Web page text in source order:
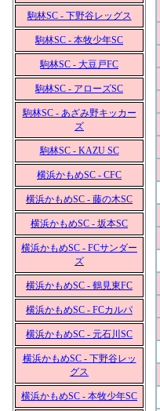
駒林SC - 下野谷レッグス
駒林SC - 本牧少年SC
駒林SC - 大豆戸FC
駒林SC - アローズSC
駒林SC - あざみ野キッカー
ズ
駒林SC - KAZU SC
横浜かもめSC - CFC
横浜かもめSC - 藤の木SC
横浜かもめSC - 坂本SC
横浜かもめSC - FCサンダー
ズ
横浜かもめSC - 鶴見東FC
横浜かもめSC - FCカルパ
横浜かもめSC - 元石川SC
横浜かもめSC - 下野谷レッ
グス
横浜かもめSC - 本牧少年SC